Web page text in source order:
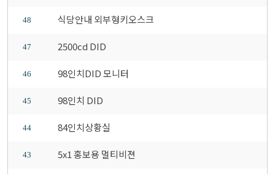
48 식당안내 외부형키오스크
47 2500cd DID
46 98인치DID 모니터
45 98인치 DID
44 84인치상황실
43 5x1 홍보용 멀티비젼